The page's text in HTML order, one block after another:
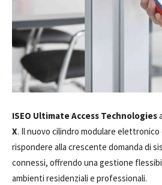
ISEO Ultimate Access Technologies
X. Il nuovo cilindro modulare
rispondere alla crescente domanda di
connessi, offrendo una gestione
ambienti residenziali e professionali.